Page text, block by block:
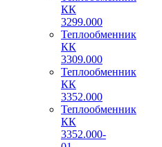
КК
3299.000
Теплообменник
КК
3309.000
Теплообменник
КК
3352.000
Теплообменник
КК
3352.000-